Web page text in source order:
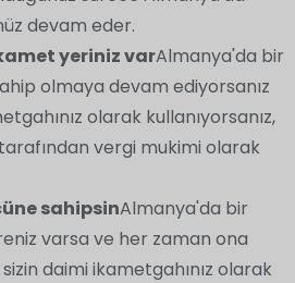
devam eder.
yeriniz varAlmanya'da bir
olmaya devam ediyorsanız
olarak kullanıyorsanız,
vergi mukimi olarak
sahipsinAlmanya'da bir
varsa ve her zaman ona
daimi ikametgahınız olarak